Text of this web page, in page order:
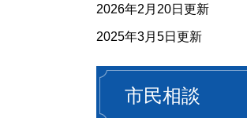
2026年2月20日更新
2025年3月5日更新
市民相談